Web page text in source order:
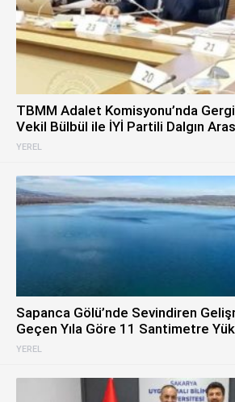
YEREL
TBMM Adalet Komisyonu’nda
Vekil Bülbül ile İYİ Partili Dalgın
YEREL
Sapanca Gölü’nde Sevindiren
Geçen Yıla Göre 11 Santimetre